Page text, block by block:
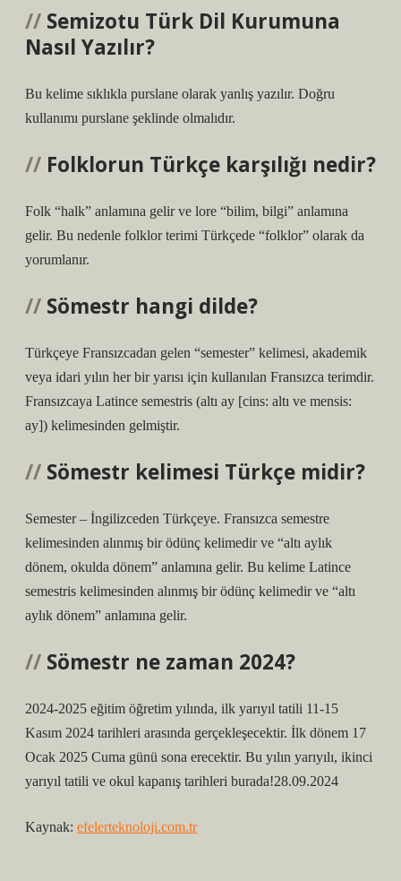
Semizotu Türk Dil Kurumuna
Nasıl Yazılır?
Bu kelime sıklıkla purslane olarak yanlış yazılır. Doğru
kullanımı purslane şeklinde olmalıdır.
Folklorun Türkçe karşılığı nedir?
Folk “halk” anlamına gelir ve lore “bilim, bilgi” anlamına
gelir. Bu nedenle folklor terimi Türkçede “folklor” olarak da
yorumlanır.
Sömestr hangi dilde?
Türkçeye Fransızcadan gelen “semester” kelimesi, akademik
veya idari yılın her bir yarısı için kullanılan Fransızca terimdir.
Fransızcaya Latince semestris (altı ay [cins: altı ve mensis:
ay]) kelimesinden gelmiştir.
Sömestr kelimesi Türkçe midir?
Semester – İngilizceden Türkçeye. Fransızca semestre
kelimesinden alınmış bir ödünç kelimedir ve “altı aylık
dönem, okulda dönem” anlamına gelir. Bu kelime Latince
semestris kelimesinden alınmış bir ödünç kelimedir ve “altı
aylık dönem” anlamına gelir.
Sömestr ne zaman 2024?
2024-2025 eğitim öğretim yılında, ilk yarıyıl tatili 11-15
Kasım 2024 tarihleri ​​arasında gerçekleşecektir. İlk dönem 17
Ocak 2025 Cuma günü sona erecektir. Bu yılın yarıyılı, ikinci
yarıyıl tatili ve okul kapanış tarihleri ​​burada!28.09.2024
Kaynak: efelerteknoloji.com.tr